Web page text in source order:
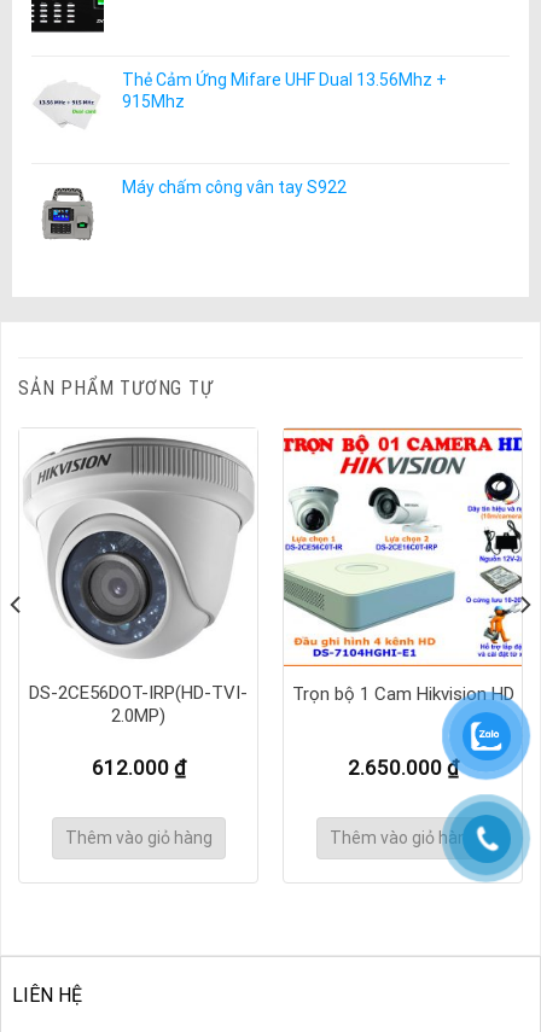
Thẻ Cảm Ứng Mifare UHF Dual 13.56Mhz +
915Mhz
Máy chấm công vân tay S922
SẢN PHẨM TƯƠNG TỰ
DS-2CE56DOT-IRP(HD-TVI-
2.0MP)
612.000 ₫
Thêm vào giỏ hàng
Trọn bộ 1 Cam Hikvision HD
2.650.000 ₫
Thêm vào giỏ hàng
LIÊN HỆ